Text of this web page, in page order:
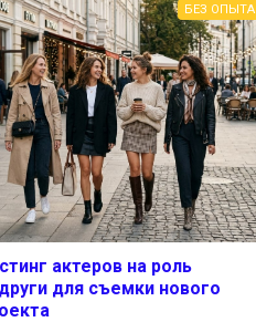
БЕЗ ОПЫТА
актеров на роль
для съемки нового